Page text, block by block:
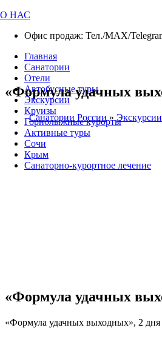
О НАС
Офис продаж: Тел./МАХ/
Главная
Санатории
Отели
Автобусные туры
Экскурсии
Круизы
Горнолыжные курорты
Активные туры
Сочи
Крым
Санаторно-курортное лечение
«Формула удачных
Санатории России » Экскурсии
«Формула удачных
«Формула удачных выходных», 2 дня